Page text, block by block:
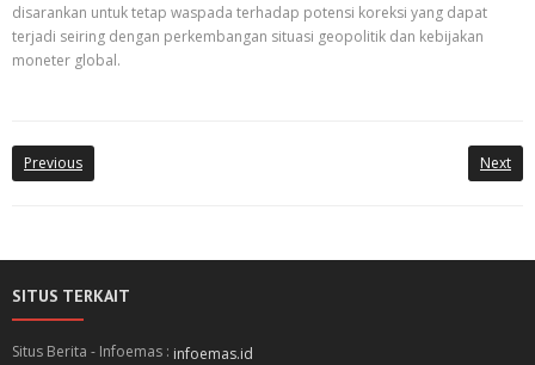
disarankan untuk tetap waspada terhadap potensi koreksi yang dapat
terjadi seiring dengan perkembangan situasi geopolitik dan kebijakan
moneter global.
Previous Next
SITUS TERKAIT
Situs Berita - Infoemas : infoemas.id